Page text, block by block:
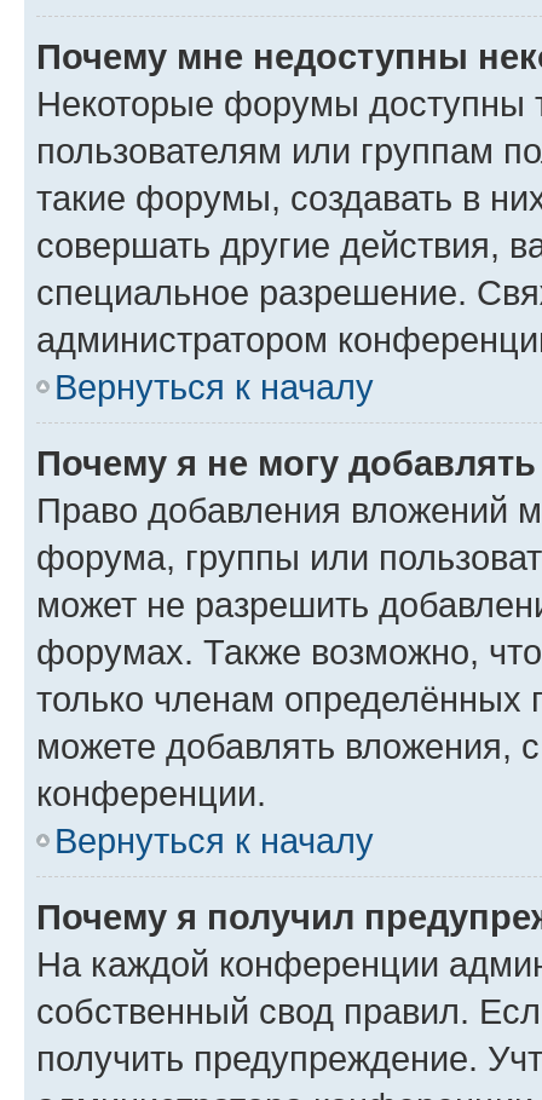
Почему мне недоступны
Некоторые форумы доступны
пользователям или группам
такие форумы, создавать в
совершать другие действия,
специальное разрешение.
администратором
Вернуться к началу
Почему я не могу
Право добавления вложений
форума, группы или
может не разрешить
форумах. Также возможно,
только членам определённых
можете добавлять вложения,
конференции.
Вернуться к началу
Почему я получил
На каждой конференции
собственный свод правил.
получить предупреждение.